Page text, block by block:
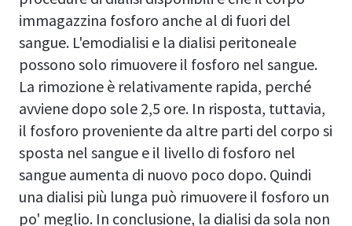
immagazzina fosforo anche al di fuori del
sangue. L'emodialisi e la dialisi peritoneale
possono solo rimuovere il fosforo nel sangue.
La rimozione è relativamente rapida, perché
avviene dopo sole 2,5 ore. In risposta, tuttavia,
il fosforo proveniente da altre parti del corpo si
sposta nel sangue e il livello di fosforo nel
sangue aumenta di nuovo poco dopo. Quindi
una dialisi più lunga può rimuovere il fosforo un
po' meglio. In conclusione, la dialisi da sola non